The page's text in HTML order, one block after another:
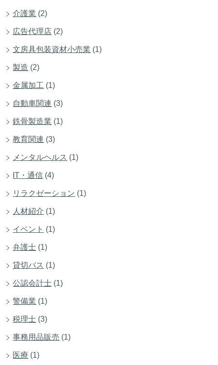
介護業 (2)
広告代理店 (2)
文房具包装資材小売業 (1)
製造 (2)
金属加工 (1)
自動車関連 (3)
鉄骨製造業 (1)
教育関連 (3)
メンタルヘルス (1)
IT・通信 (4)
リラクゼーション (1)
人材紹介 (1)
イベント (1)
弁護士 (1)
貸切バス (1)
公認会計士 (1)
警備業 (1)
税理士 (3)
事務用品販売 (1)
医療 (1)